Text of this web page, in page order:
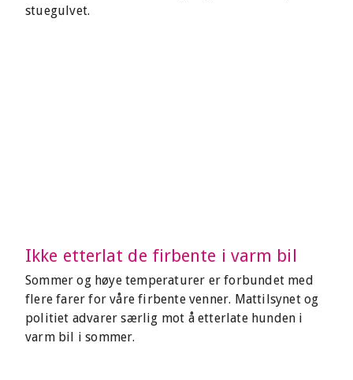
stuegulvet.
Ikke etterlat de firbente i varm bil
Sommer og høye temperaturer er forbundet med
flere farer for våre firbente venner. Mattilsynet og
politiet advarer særlig mot å etterlate hunden i
varm bil i sommer.